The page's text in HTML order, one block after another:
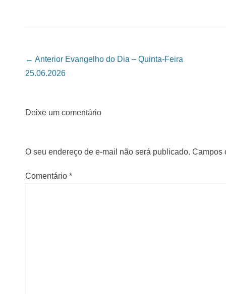
Navegação das Postagens
← Anterior Evangelho do Dia – Quinta-Feira
25.06.2026
Deixe um comentário
O seu endereço de e-mail não será publicado. Campos
Comentário *